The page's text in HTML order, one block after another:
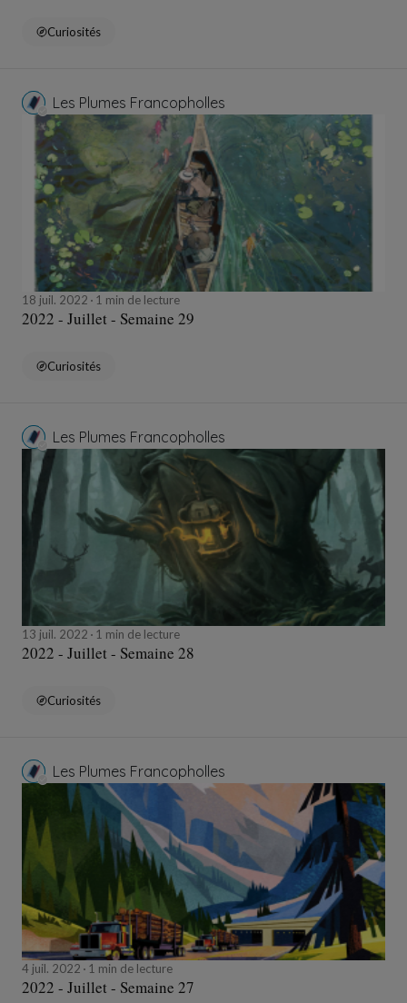
Curiosités
Les Plumes Francopholles
18 juil. 2022 1 min de lecture
2022 - Juillet - Semaine 29
Curiosités
Les Plumes Francopholles
13 juil. 2022 1 min de lecture
2022 - Juillet - Semaine 28
Curiosités
Les Plumes Francopholles
4 juil. 2022 1 min de lecture
2022 - Juillet - Semaine 27